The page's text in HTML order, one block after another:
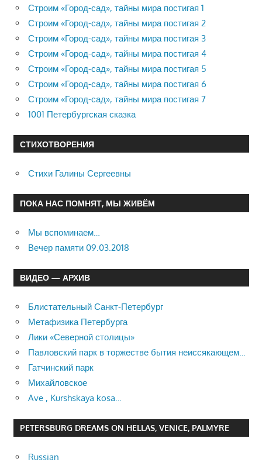
Строим «Город-сад», тайны мира постигая 1
Строим «Город-сад», тайны мира постигая 2
Строим «Город-сад», тайны мира постигая 3
Строим «Город-сад», тайны мира постигая 4
Строим «Город-сад», тайны мира постигая 5
Строим «Город-сад», тайны мира постигая 6
Строим «Город-сад», тайны мира постигая 7
1001 Петербургская сказка
СТИХОТВОРЕНИЯ
Стихи Галины Сергеевны
ПОКА НАС ПОМНЯТ, МЫ ЖИВЁМ
Мы вспоминаем…
Вечер памяти 09.03.2018
ВИДЕО — АРХИВ
Блистательный Санкт-Петербург
Метафизика Петербурга
Лики «Северной столицы»
Павловский парк в торжестве бытия неиссякающем…
Гатчинский парк
Михайловское
Ave , Kurshskaya kosa…
PETERSBURG DREAMS ON HELLAS, VENICE, PALMYRE
Russian